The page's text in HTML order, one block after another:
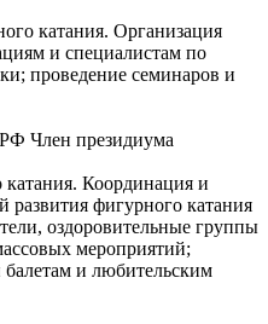
катания. Организация
и специалистам по
проведение семинаров и
Член президиума
катания. Координация и
развития фигурного катания
оздоровительные группы
мероприятий;
и любительским